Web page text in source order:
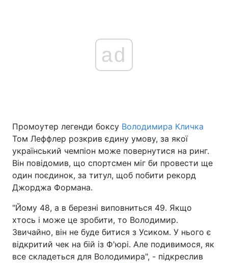
ad
Промоутер легенди боксу Володимира Кличка
Том Леффлер розкрив єдину умову, за якої
український чемпіон може повернутися на ринг.
Він повідомив, що спортсмен міг би провести ще
один поєдинок, за титул, щоб побити рекорд
Джорджа Формана.
"Йому 48, а в березні виповниться 49. Якщо
хтось і може це зробити, то Володимир.
Звичайно, він не буде битися з Усиком. У нього є
відкритий чек на бій із Ф'юрі. Але подивимося, як
все складеться для Володимира", - підкреслив